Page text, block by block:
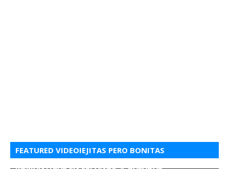
FEATURED VIDEOIEJITAS PERO BONITAS
ROMANTICAS EN ESPANOL 💘 BALADAS